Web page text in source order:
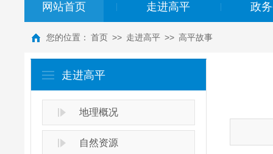
网站首页 走进高平 政
您的位置： 首页 >> 走进高平 >> 高平故事
走进高平
地理概况
自然资源